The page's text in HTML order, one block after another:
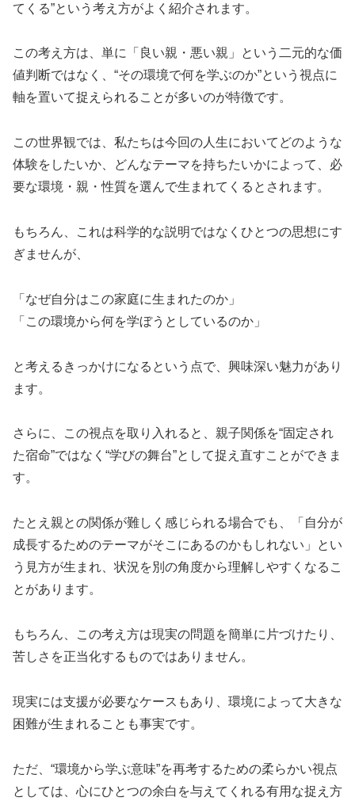
てくる”という考え方がよく紹介されます。
この考え方は、単に「良い親・悪い親」という二元的な価
値判断ではなく、“その環境で何を学ぶのか”という視点に
軸を置いて捉えられることが多いのが特徴です。
この世界観では、私たちは今回の人生においてどのような
体験をしたいか、どんなテーマを持ちたいかによって、必
要な環境・親・性質を選んで生まれてくるとされます。
もちろん、これは科学的な説明ではなくひとつの思想にす
ぎませんが、
「なぜ自分はこの家庭に生まれたのか」
「この環境から何を学ぼうとしているのか」
と考えるきっかけになるという点で、興味深い魅力があり
ます。
さらに、この視点を取り入れると、親子関係を“固定され
た宿命”ではなく“学びの舞台”として捉え直すことができま
す。
たとえ親との関係が難しく感じられる場合でも、「自分が
成長するためのテーマがそこにあるのかもしれない」とい
う見方が生まれ、状況を別の角度から理解しやすくなるこ
とがあります。
もちろん、この考え方は現実の問題を簡単に片づけたり、
苦しさを正当化するものではありません。
現実には支援が必要なケースもあり、環境によって大きな
困難が生まれることも事実です。
ただ、“環境から学ぶ意味”を再考するための柔らかい視点
としては、心にひとつの余白を与えてくれる有用な捉え方